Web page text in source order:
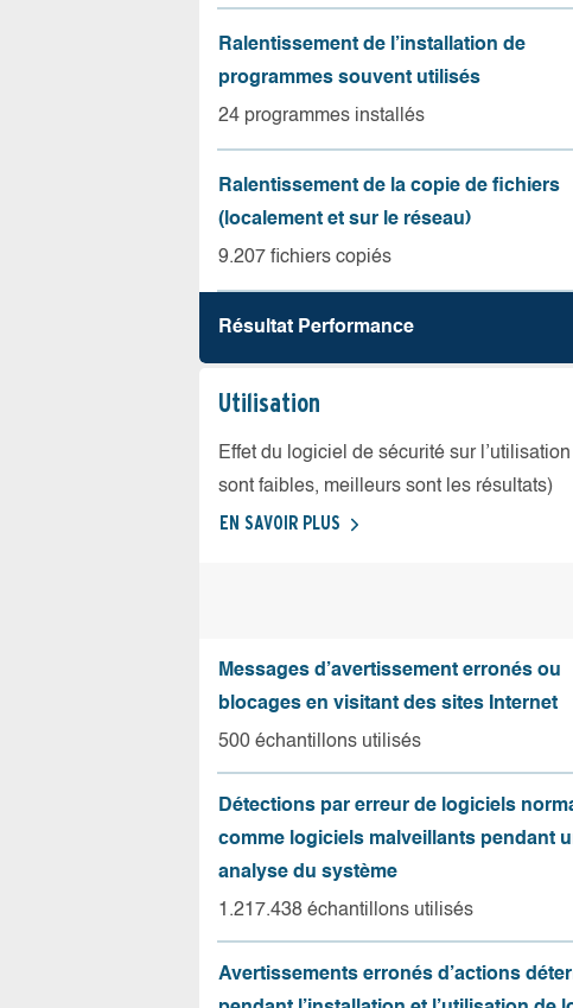
Ralentissement de l’installation de
programmes souvent utilisés
24 programmes installés
Ralentissement de la copie de fichiers
(localement et sur le réseau)
9.207 fichiers copiés
Résultat Performance
Utilisation
Effet du logiciel de sécurité sur
sont faibles, meilleurs sont les résultats)
EN SAVOIR PLUS
Messages d’avertissement erronés ou
blocages en visitant des sites Internet
500 échantillons utilisés
Détections par erreur de logiciels
comme logiciels malveillants pendant
analyse du système
1.217.438 échantillons utilisés
Avertissements erronés d’actions